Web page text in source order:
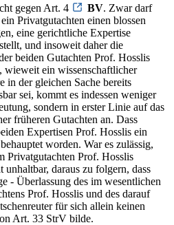
gegen Art. 4
BV. Zwar darf
Privatgutachten einen blossen
eine gerichtliche Expertise
und insoweit daher die
beiden Gutachten Prof. Hosslis
wieweit ein wissenschaftlicher
in der gleichen Sache bereits
sei, kommt es indessen weniger
sondern in erster Linie auf das
früheren Gutachten an. Dass
Expertisen Prof. Hosslis ein
worden. War es zulässig,
Privatgutachten Prof. Hosslis
daraus zu folgern, dass
- Überlassung des im wesentlichen
Prof. Hosslis und des darauf
für sich allein keinen
Art. 33 StrV bilde.